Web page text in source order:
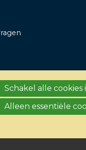
Schakel alle cookies
Alleen essentiële